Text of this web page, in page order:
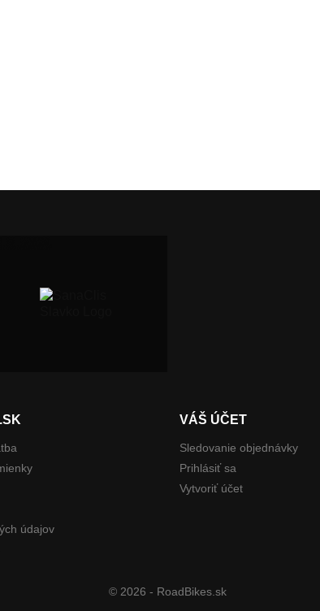
údajov
VÁŠ ÚČET
Sledovanie objednávky
Prihlásiť sa
Vytvoriť účet
© 2026 - RoadBikes.sk